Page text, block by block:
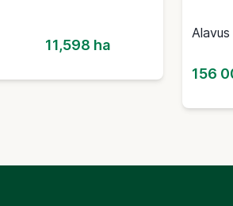
11,598 ha
Alavus
156